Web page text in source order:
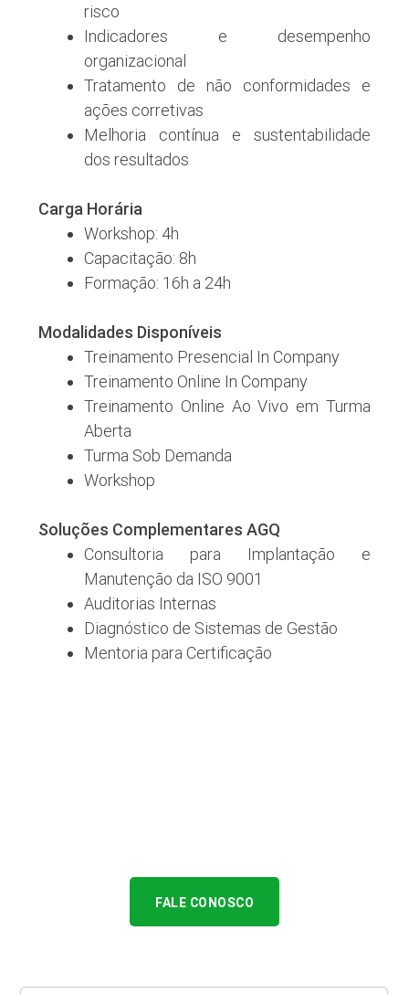
risco
Indicadores e desempenho
organizacional
Tratamento de não conformidades e
ações corretivas
Melhoria contínua e sustentabilidade
dos resultados
Carga Horária
Workshop: 4h
Capacitação: 8h
Formação: 16h a 24h
Modalidades Disponíveis
Treinamento Presencial In Company
Treinamento Online In Company
Treinamento Online Ao Vivo em Turma
Aberta
Turma Sob Demanda
Workshop
Soluções Complementares AGQ
Consultoria para Implantação e
Manutenção da ISO 9001
Auditorias Internas
Diagnóstico de Sistemas de Gestão
Mentoria para Certificação
FALE CONOSCO